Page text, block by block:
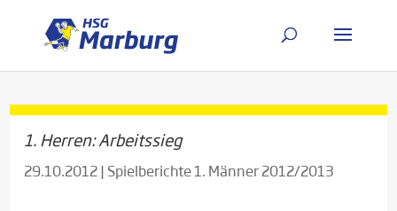
1. Herren: Arbeitssieg
29.10.2012| Spielberichte 1. Männer 2012/2013